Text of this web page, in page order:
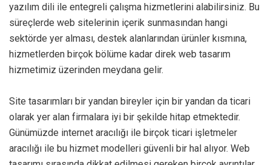
yazılım dili ile entegreli çalışma hizmetlerini alabilirsiniz. Bu
süreçlerde web sitelerinin içerik sunmasından hangi
sektörde yer alması, destek alanlarından ürünler kısmına,
hizmetlerden birçok bölüme kadar direk web tasarım
hizmetimiz üzerinden meydana gelir.
Site tasarımları bir yandan bireyler için bir yandan da ticari
olarak yer alan firmalara iyi bir şekilde hitap etmektedir.
Günümüzde internet aracılığı ile birçok ticari işletmeler
aracılığı ile bu hizmet modelleri güvenli bir hal alıyor. Web